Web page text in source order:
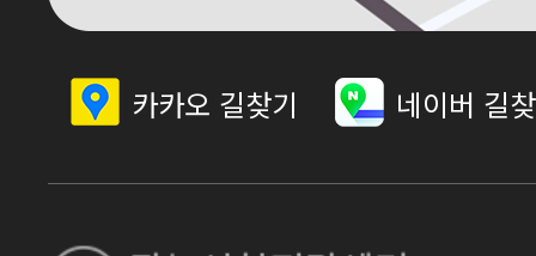
카카오 길찾기 네이버 길